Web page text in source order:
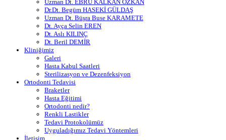
Uzman Dt. EBRU KALKAN ÖZKAN
Dr.Dt. Begüm HASEKİ GÜLDAŞ
Uzman Dt. Büşra Buse KARAMETE
Dt. Ayça Selin EREN
Dt. Aslı KILINÇ
Dt. Beril DEMİR
Kliniğimiz
Galeri
Hasta Kabul Saatleri
Sterilizasyon ve Dezenfeksiyon
Ortodonti Tedavisi
Braketler
Hasta Eğitimi
Ortodonti nedir?
Renkli Lastikler
Tedavi Protokolümüz
Uyguladığımız Tedavi Yöntemleri
İletişim